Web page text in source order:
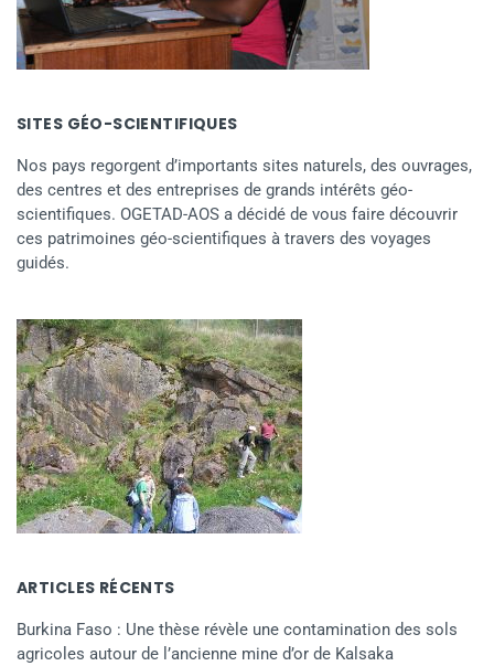
SITES GÉO-SCIENTIFIQUES
Nos pays regorgent d’importants sites naturels, des ouvrages,
des centres et des entreprises de grands intérêts géo-
scientifiques. OGETAD-AOS a décidé de vous faire découvrir
ces patrimoines géo-scientifiques à travers des voyages
guidés.
ARTICLES RÉCENTS
Burkina Faso : Une thèse révèle une contamination des sols
agricoles autour de l’ancienne mine d’or de Kalsaka